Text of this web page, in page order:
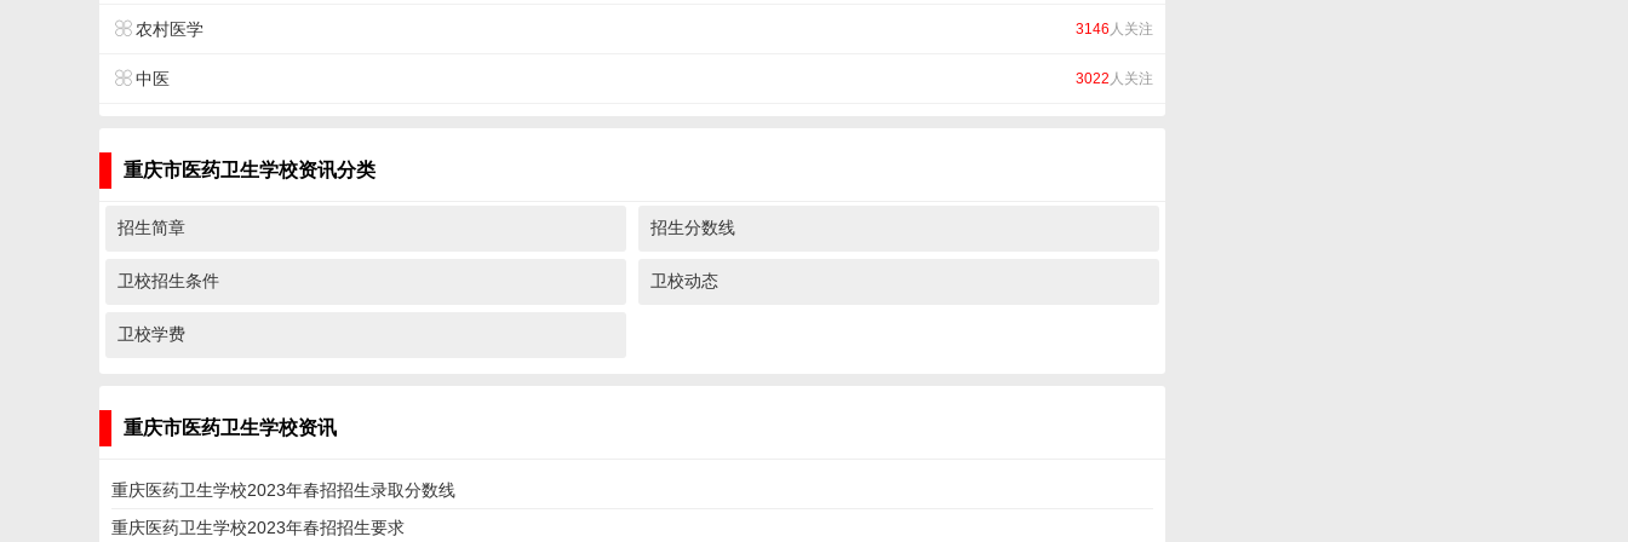
农村医学 3146 人关注
中医 3022 人关注
重庆市医药卫生学校资讯分类
招生简章 招生分数线
卫校招生条件 卫校动态
卫校学费
重庆市医药卫生学校资讯
重庆医药卫生学校2023年春招招生录取分数线
重庆医药卫生学校2023年春招招生要求